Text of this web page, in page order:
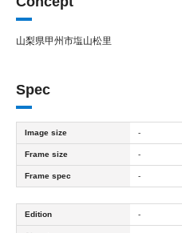
山梨県甲州市塩山松里
Spec
Image size -
Frame size -
Frame spec -
Edition -